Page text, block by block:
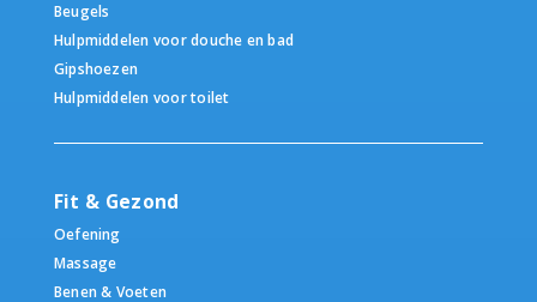
Beugels
Hulpmiddelen voor douche en bad
Gipshoezen
Hulpmiddelen voor toilet
Fit & Gezond
Oefening
Massage
Benen & Voeten